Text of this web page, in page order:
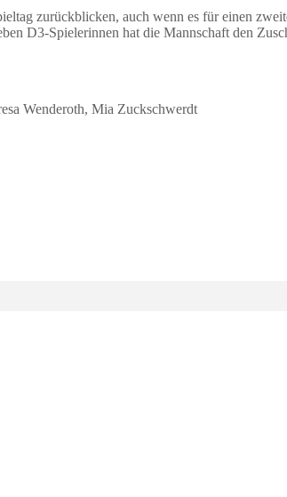
zurückblicken, auch wenn es für einen
D3-Spielerinnen hat die Mannschaft den
Wenderoth, Mia Zuckschwerdt